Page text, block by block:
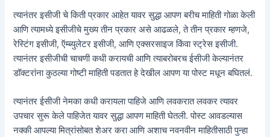
त्यानंतर इसीजी चे किती प्रकार आहेत यावर सुद्धा आपण बरीच माहिती गोळा केली
आणि त्यामध्ये इसीजीचे मुख्य तीन प्रकार असे आढळले, ते तीन प्रकार म्हणजे,
रेस्टिंग इसीजी, ऍम्ब्युलेटर इसीजी, आणि एक्सरसाइज किंवा स्ट्रेस इसीजी.
त्यानंतर इसीजीची चाचणी कधी करायची आणि त्याबरोबरच ईसीजी केल्यानंतर
डॉक्टरांना कुठल्या गोष्टी माहिती पडतात हे देखील आपण या पोस्ट मधून बघितलं.
त्यानंतर ईसीजी नेमका कधी करायला पाहिजे आणि लवकरात लवकर त्यावर
उपचार सुरू केले पाहिजेत यावर सुद्धा आपण माहिती घेतली. पोस्ट आवडल्यास
नक्की आपल्या मित्रांसोबत शेअर करा आणि अशाच नवनवीन माहितीसाठी पुन्हा